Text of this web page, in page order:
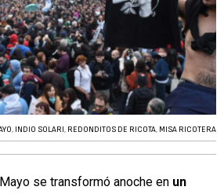
, INDIO SOLARI , REDONDITOS DE RICOTA, MISA RICOTERA
se transformó anoche en un